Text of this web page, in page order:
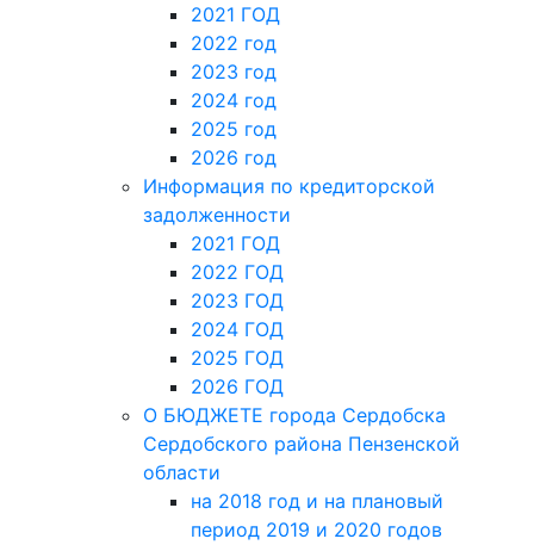
2021 ГОД
2022 год
2023 год
2024 год
2025 год
2026 год
Информация по кредиторской
задолженности
2021 ГОД
2022 ГОД
2023 ГОД
2024 ГОД
2025 ГОД
2026 ГОД
О БЮДЖЕТЕ города Сердобска
Сердобского района Пензенской
области
на 2018 год и на плановый
период 2019 и 2020 годов